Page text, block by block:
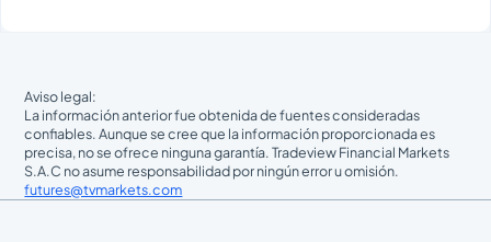
Aviso legal:
La información anterior fue obtenida de fuentes consideradas
confiables. Aunque se cree que la información proporcionada es
precisa, no se ofrece ninguna garantía. Tradeview Financial Markets
S.A.C no asume responsabilidad por ningún error u omisión.
futures@tvmarkets.com